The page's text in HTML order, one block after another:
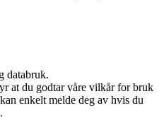
databruk.
at du godtar våre vilkår for bruk
enkelt melde deg av hvis du